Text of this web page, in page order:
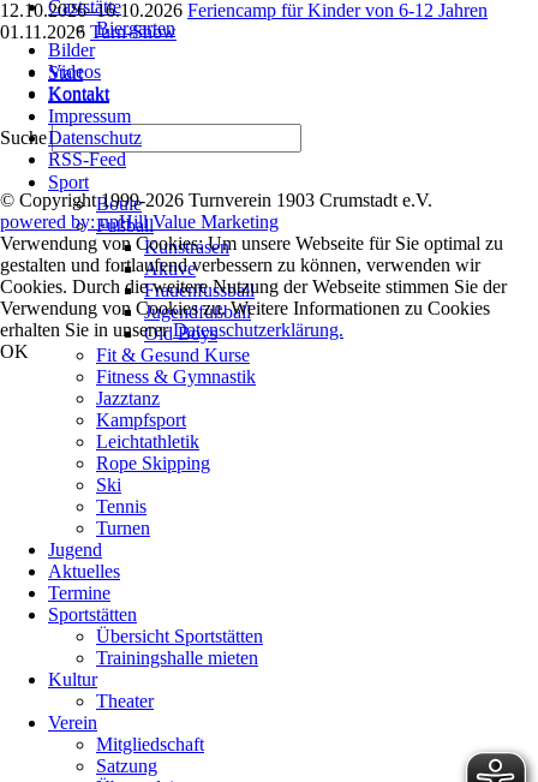
Gaststätte
Biergarten
Bilder
Videos
Kontakt
Suche
Navigation
überspringen
Sport
Boule
Fußball
Kunstrasen
Aktive
Frauenfussball
Jugendfußball
Old Boys
Fit & Gesund Kurse
Fitness & Gymnastik
Jazztanz
Kampfsport
Leichtathletik
Rope Skipping
Ski
Tennis
Turnen
Jugend
Aktuelles
Termine
Sportstätten
Übersicht Sportstätten
Trainingshalle mieten
Kultur
Theater
Verein
Mitgliedschaft
Satzung
12.10.2026–16.10.2026 Feriencamp für Kinder von 6-12 Jahren
01.11.2026 Turn-Show
Navigation
überspringen
Start
Kontakt
Impressum
Datenschutz
RSS-Feed
© Copyright 1999-2026 Turnverein 1903 Crumstadt e.V.
powered by: upHill Value Marketing
Verwendung von Cookies: Um unsere Webseite für Sie optimal zu
gestalten und fortlaufend verbessern zu können, verwenden wir
Cookies. Durch die weitere Nutzung der Webseite stimmen Sie der
Verwendung von Cookies zu. Weitere Informationen zu Cookies
erhalten Sie in unsererDatenschutzerklärung.
OK